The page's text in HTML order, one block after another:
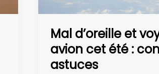
Mal d’oreille et
avion cet été :
astuces
été :
et
astuces